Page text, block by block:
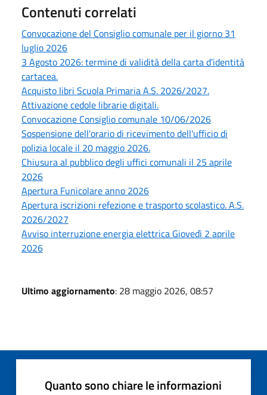
Contenuti correlati
Convocazione del Consiglio comunale per il giorno 31
luglio 2026
3 Agosto 2026: termine di validità della carta d'identità
cartacea.
Acquisto libri Scuola Primaria A.S. 2026/2027.
Attivazione cedole librarie digitali.
Convocazione Consiglio comunale 10/06/2026
Sospensione dell'orario di ricevimento dell'ufficio di
polizia locale il 20 maggio 2026.
Chiusura al pubblico degli uffici comunali il 25 aprile
2026
Apertura Funicolare anno 2026
Apertura iscrizioni refezione e trasporto scolastico. A.S.
2026/2027
Avviso interruzione energia elettrica Giovedì 2 aprile
2026
Ultimo aggiornamento: 28 maggio 2026, 08:57
Quanto sono chiare le informazioni